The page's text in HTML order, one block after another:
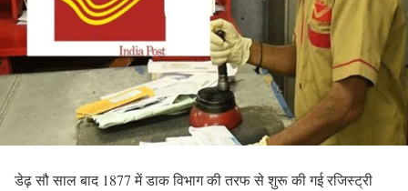
डेढ़ सौ साल बाद 1877 में डाक विभाग की तरफ से शुरू की गई रजिस्ट्री